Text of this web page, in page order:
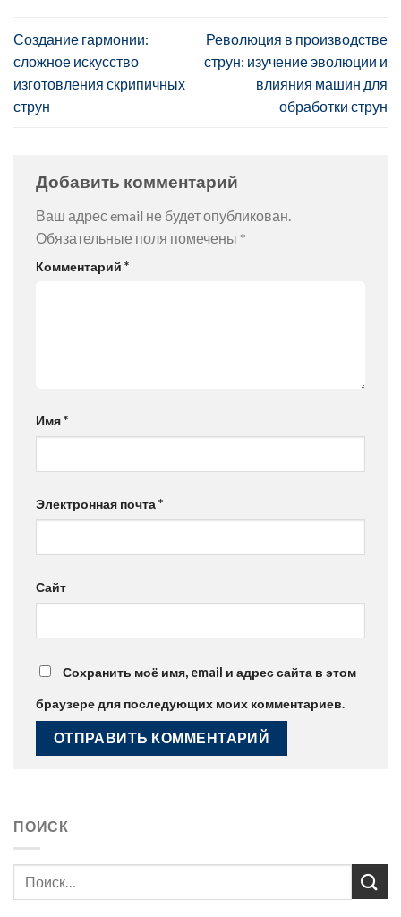
Создание гармонии:
сложное искусство
изготовления скрипичных
струн
Революция в производстве
струн: изучение эволюции и
влияния машин для
обработки струн
Добавить комментарий
Ваш адрес email не будет опубликован.
Обязательные поля помечены *
Комментарий *
Имя*
Электронная почта*
Сайт
Сохранить моё имя, email и адрес сайта в этом
браузере для последующих моих комментариев.
ПОИСК